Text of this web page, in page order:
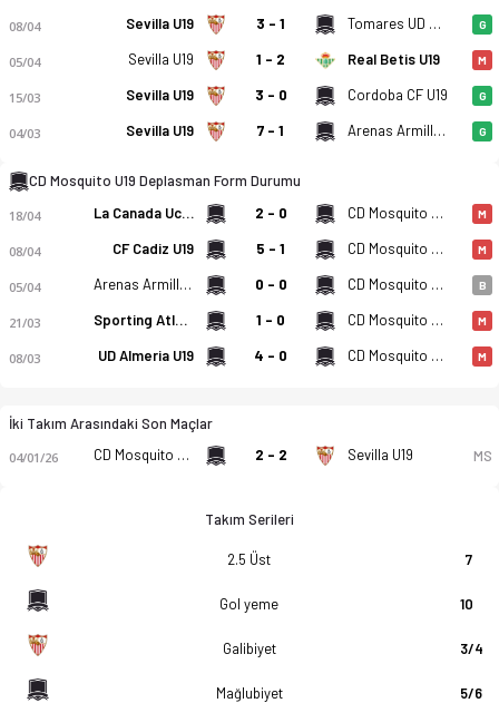
08/04 Sevilla U19 3 - 1 Tomares UD U19 G
05/04 Sevilla U19 1 - 2 Real Betis U19 M
15/03 Sevilla U19 3 - 0 Cordoba CF U19 G
04/03 Sevilla U19 7 - 1 Arenas Armilla CD U19 G
CD Mosquito U19 Deplasman Form Durumu
18/04 La Canada Ucd Atletico U19 2 - 0 CD Mosquito U19 M
08/04 CF Cadiz U19 5 - 1 CD Mosquito U19 M
05/04 Arenas Armilla CD U19 0 - 0 CD Mosquito U19 B
21/03 Sporting Atletico Ceuta U19 1 - 0 CD Mosquito U19 M
08/03 UD Almeria U19 4 - 0 CD Mosquito U19 M
İki Takım Arasındaki Son Maçlar
04/01/26 CD Mosquito U19 2 - 2 Sevilla U19 MS
Takım Serileri
2.5 Üst 7
Gol yeme 10
Galibiyet 3/4
Mağlubiyet 5/6